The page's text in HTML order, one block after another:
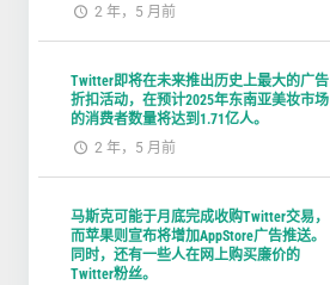
2 年，5 月前
Twitter即将在未来推出历史上最大的广告
折扣活动，在预计2025年东南亚美妆市场
的消费者数量将达到1.71亿人。
2 年，5 月前
马斯克可能于月底完成收购Twitter交易，
而苹果则宣布将增加AppStore广告推送。
同时，还有一些人在网上购买廉价的
Twitter粉丝。